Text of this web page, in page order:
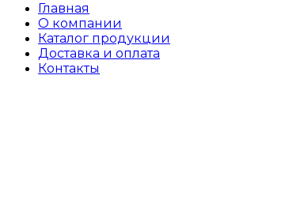
Главная
О компании
Каталог продукции
Доставка и оплата
Контакты